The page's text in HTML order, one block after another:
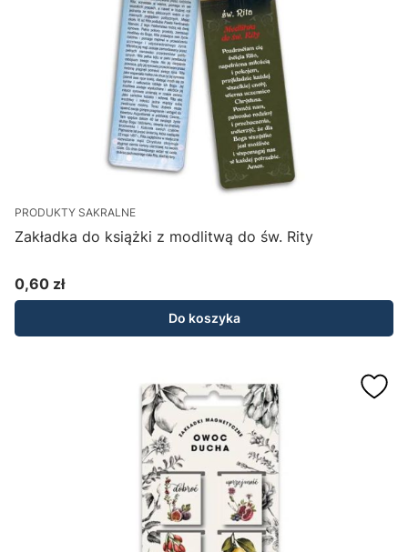
PRODUKTY SAKRALNE
Zakładka do książki z modlitwą do św. Rity
Cena
0,60 zł
Do koszyka